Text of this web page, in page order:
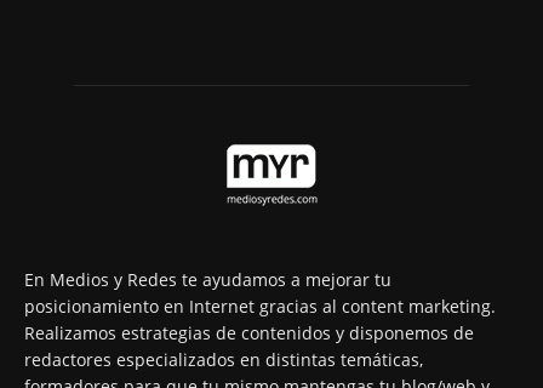
En Medios y Redes te ayudamos a mejorar tu
posicionamiento en Internet gracias al content marketing.
Realizamos estrategias de contenidos y disponemos de
redactores especializados en distintas temáticas,